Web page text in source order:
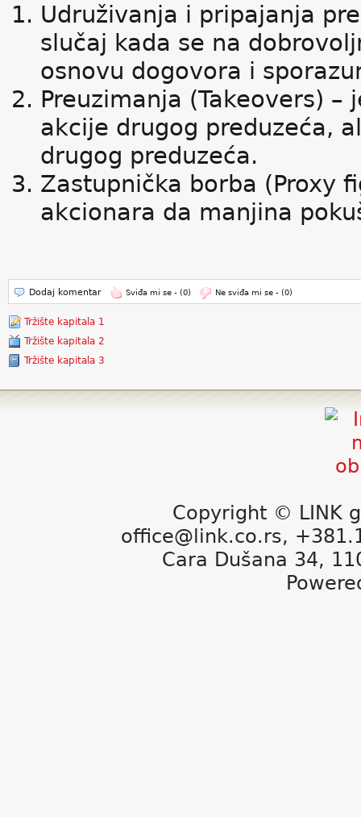
Udruživanja i pripajanja
slučaj kada se na
osnovu dogovora i
Preuzimanja (Takeovers)
akcije drugog preduzeća,
drugog preduzeća.
Zastupnička borba (Proxy
akcionara da manjina
Dodaj komentar Sviđa mi se - (0) Ne sviđa mi se - (0)
Tržište kapitala 1
Tržište kapitala 2
Tržište kapitala 3
Copyright © LINK
office@link.co.rs,
Cara Dušana 34,